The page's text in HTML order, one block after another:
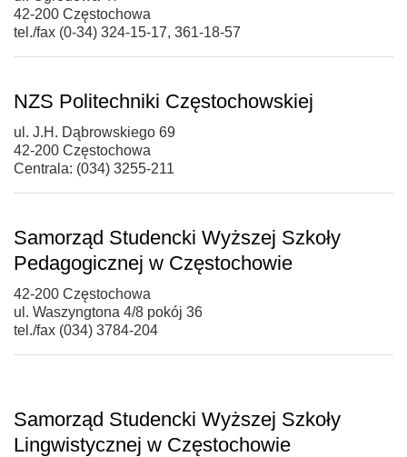
42-200 Częstochowa
tel./fax (0-34) 324-15-17, 361-18-57
NZS Politechniki Częstochowskiej
ul. J.H. Dąbrowskiego 69
42-200 Częstochowa
Centrala: (034) 3255-211
Samorząd Studencki Wyższej Szkoły
Pedagogicznej w Częstochowie
42-200 Częstochowa
ul. Waszyngtona 4/8 pokój 36
tel./fax (034) 3784-204
Samorząd Studencki Wyższej Szkoły
Lingwistycznej w Częstochowie